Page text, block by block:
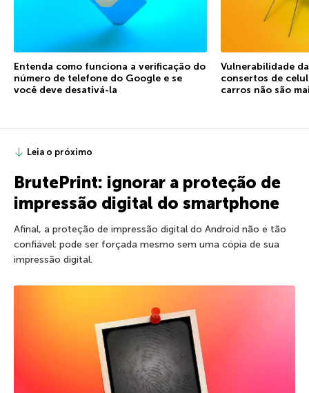
Entenda como funciona a verificação do
número de telefone do Google e se
você deve desativá-la
Vulnerabilidade
consertos de
carros não são
Leia o próximo
BrutePrint: ignorar a proteção de
impressão digital do smartphone
Afinal, a proteção de impressão digital do Android não é tão
confiável: pode ser forçada mesmo sem uma cópia de sua
impressão digital.